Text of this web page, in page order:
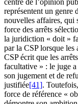
représentent un genre
nouvelles affaires, qui
force des arrêts
la juridiction « doit »
par la CSP lorsque les
CSP écrit que les
facultative » : le juge
son jugement et de
justifiée[41].
force de référence «